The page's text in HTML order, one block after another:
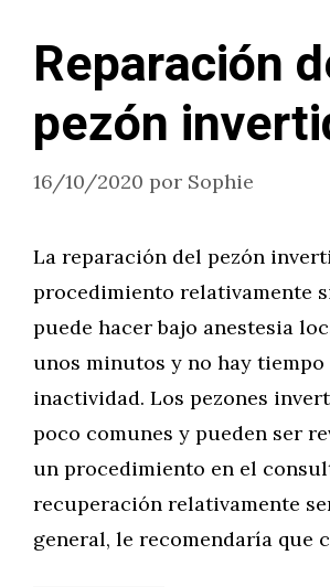
Reparación
pezón
16/10/2020 por Sophie
La reparación del pezón
procedimiento relativamente
puede hacer bajo anestesia
unos minutos y no hay tiempo
inactividad. Los pezones
poco comunes y pueden ser
un procedimiento en el
recuperación relativamente
general, le recomendaría que